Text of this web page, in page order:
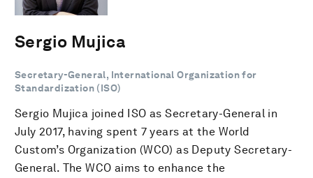
Sergio Mujica
Secretary-General, International Organization for
Standardization (ISO)
Sergio Mujica joined ISO as Secretary-General in
July 2017, having spent 7 years at the World
Custom’s Organization (WCO) as Deputy Secretary-
General. The WCO aims to enhance the